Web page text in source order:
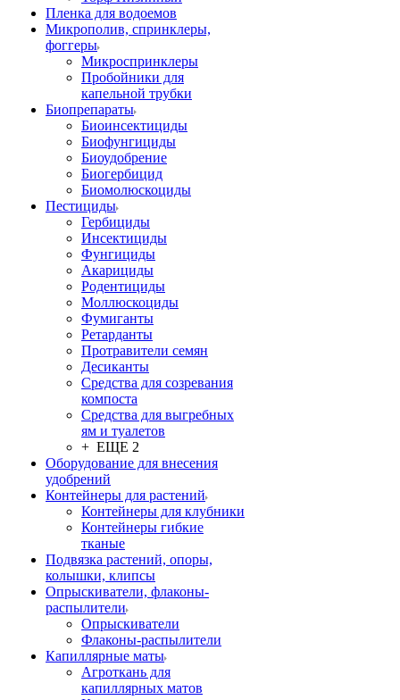
Пленка для водоемов
Микрополив, спринклеры,
фоггеры
Микроспринклеры
Пробойники для
капельной трубки
Биопрепараты
Биоинсектициды
Биофунгициды
Биоудобрение
Биогербицид
Биомолюскоциды
Пестициды
Гербициды
Инсектициды
Фунгициды
Акарициды
Родентициды
Моллюскоциды
Фумиганты
Ретарданты
Протравители семян
Десиканты
Средства для созревания
компоста
Средства для выгребных
ям и туалетов
+ ЕЩЕ 2
Оборудование для внесения
удобрений
Контейнеры для растений
Контейнеры для клубники
Контейнеры гибкие
тканые
Подвязка растений, опоры,
колышки, клипсы
Опрыскиватели, флаконы-
распылители
Опрыскиватели
Флаконы-распылители
Капиллярные маты
Агроткань для
капиллярных матов